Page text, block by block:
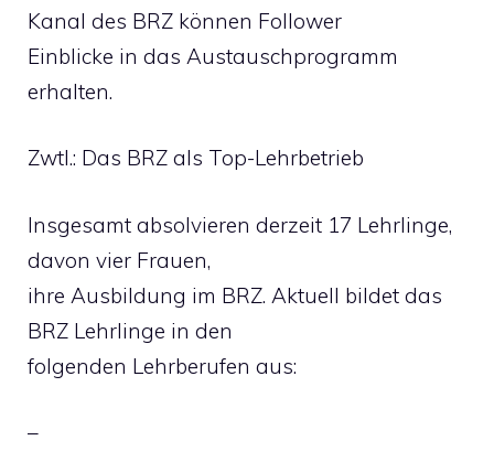
Kanal des BRZ können Follower
Einblicke in das Austauschprogramm
erhalten.
Zwtl.: Das BRZ als Top-Lehrbetrieb
Insgesamt absolvieren derzeit 17 Lehrlinge,
davon vier Frauen,
ihre Ausbildung im BRZ. Aktuell bildet das
BRZ Lehrlinge in den
folgenden Lehrberufen aus:
–